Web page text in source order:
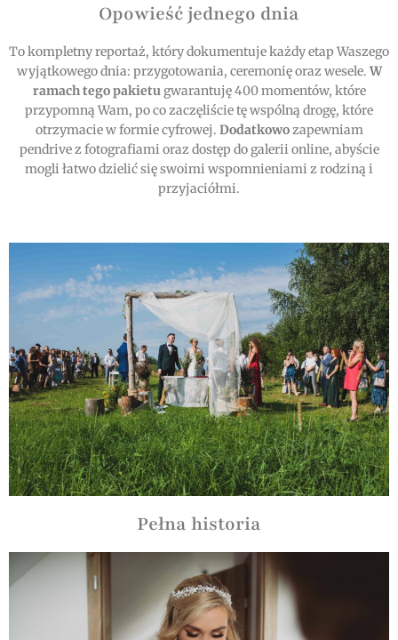
Opowieść jednego dnia
To kompletny reportaż, który dokumentuje każdy etap Waszego
wyjątkowego dnia: przygotowania, ceremonię oraz wesele. W
ramach tego pakietu gwarantuję 400 momentów, które
przypomną Wam, po co zaczęliście tę wspólną drogę, które
otrzymacie w formie cyfrowej. Dodatkowozapewniam
pendrive z fotografiami oraz dostęp do galerii online, abyście
mogli łatwo dzielić się swoimi wspomnieniami z rodziną i
przyjaciółmi.
Pełna historia